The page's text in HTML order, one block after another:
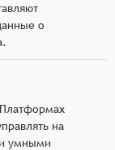
о
на
умными